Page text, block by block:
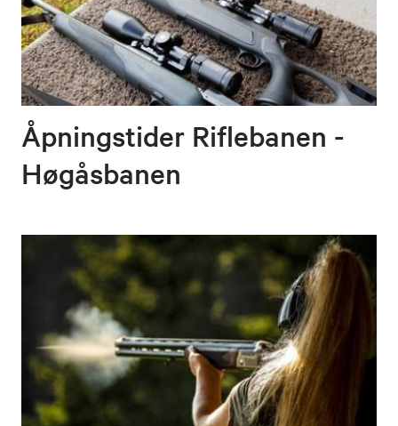
Åpningstider Riflebanen -
Høgåsbanen